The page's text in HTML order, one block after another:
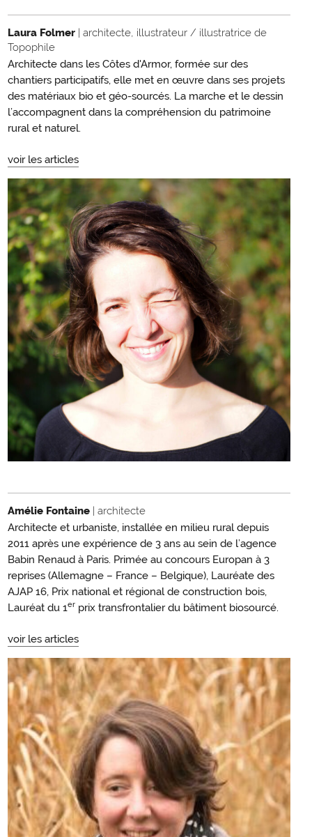
Laura Folmer | architecte, illustrateur / illustratrice de
Topophile
Architecte dans les Côtes d'Armor, formée sur des
chantiers participatifs, elle met en œuvre dans ses projets
des matériaux bio et géo-sourcés. La marche et le dessin
l’accompagnent dans la compréhension du patrimoine
rural et naturel.
voir les articles
Amélie Fontaine | architecte
Architecte et urbaniste, installée en milieu rural depuis
2011 après une expérience de 3 ans au sein de l’agence
Babin Renaud à Paris. Primée au concours Europan à 3
reprises (Allemagne – France – Belgique), Lauréate des
AJAP 16, Prix national et régional de construction bois,
Lauréat du 1er prix transfrontalier du bâtiment biosourcé.
voir les articles